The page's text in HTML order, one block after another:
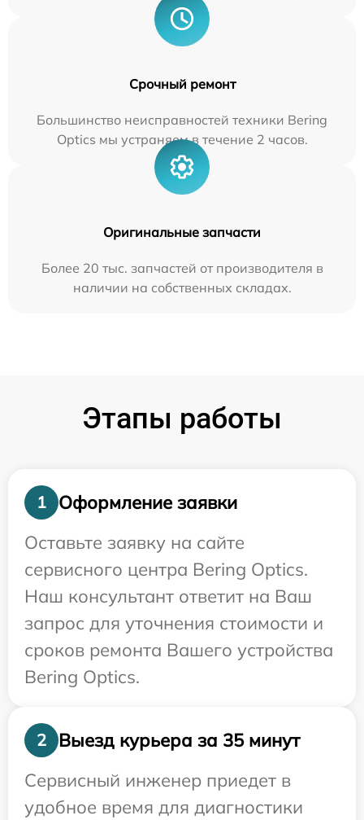
Срочный ремонт
Большинство неисправностей техники Bering
Optics мы устраняем в течение 2 часов.
Оригинальные запчасти
Более 20 тыс. запчастей от производителя в
наличии на собственных складах.
Этапы работы
1
Оформление заявки
Оставьте заявку на сайте
сервисного центра Bering Optics.
Наш консультант ответит на Ваш
запрос для уточнения стоимости и
сроков ремонта Вашего устройства
Bering Optics.
2
Выезд курьера за 35 минут
Сервисный инженер приедет в
удобное время для диагностики